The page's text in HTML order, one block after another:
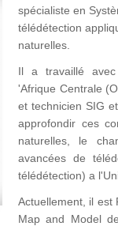
spécialiste en
télédétection
naturelles.
Il a travaillé
'Afrique Centrale
et technicien SIG
approfondir ces
naturelles, le
avancées de
télédétection) a
Actuellement, il est
Map and Model